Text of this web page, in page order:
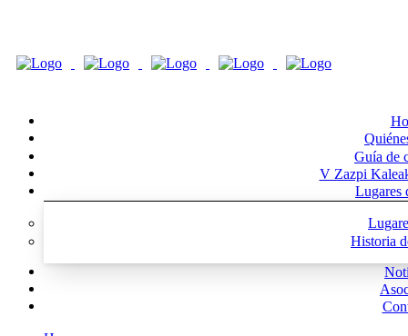
Guía de
V Zazpi
Lugares
Historia